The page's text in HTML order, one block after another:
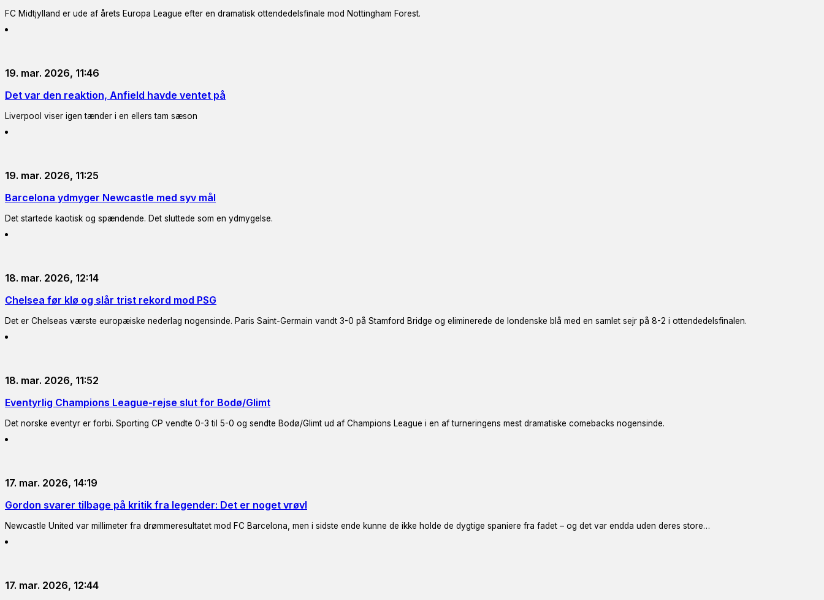
FC Midtjylland er ude af årets Europa League efter en dramatisk ottendedelsfinale mod Nottingham Forest.
19. mar. 2026, 11:46
Det var den reaktion, Anfield havde ventet på
Liverpool viser igen tænder i en ellers tam sæson
19. mar. 2026, 11:25
Barcelona ydmyger Newcastle med syv mål
Det startede kaotisk og spændende. Det sluttede som en ydmygelse.
18. mar. 2026, 12:14
Chelsea før klø og slår trist rekord mod PSG
Det er Chelseas værste europæiske nederlag nogensinde. Paris Saint-Germain vandt 3-0 på Stamford Bridge og eliminerede de londenske blå med en samlet sejr på 8-2 i ottendedelsfinalen.
18. mar. 2026, 11:52
Eventyrlig Champions League-rejse slut for Bodø/Glimt
Det norske eventyr er forbi. Sporting CP vendte 0-3 til 5-0 og sendte Bodø/Glimt ud af Champions League i en af turneringens mest dramatiske comebacks nogensinde.
17. mar. 2026, 14:19
Gordon svarer tilbage på kritik fra legender: Det er noget vrøvl
Newcastle United var millimeter fra drømmeresultatet mod FC Barcelona, men i sidste ende kunne de ikke holde de dygtige spaniere fra fadet – og det var endda uden deres store…
17. mar. 2026, 12:44